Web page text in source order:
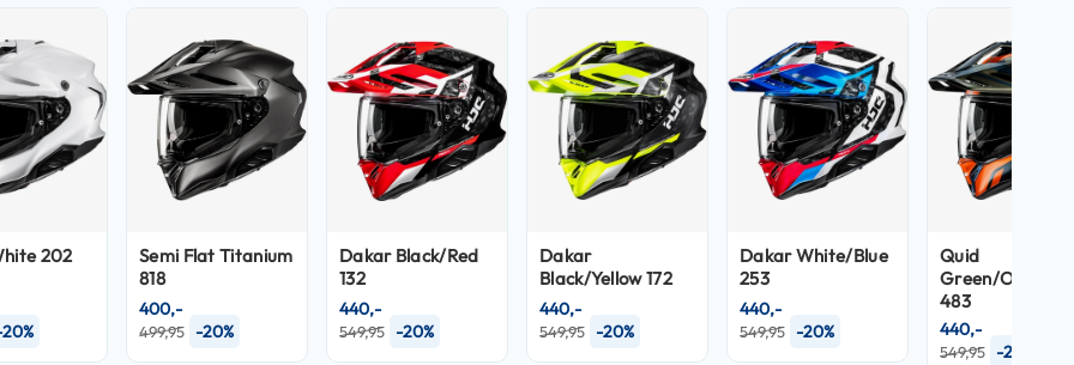
202
Semi Flat Titanium
818
499,95 -20%
400,-
Dakar Black/Red
132
549,95 -20%
440,-
Dakar
Black/Yellow 172
549,95 -20%
440,-
Dakar White/Blue
253
549,95 -20%
440,-
Quid
Green/Orange
483
549,95 -20%
440,-